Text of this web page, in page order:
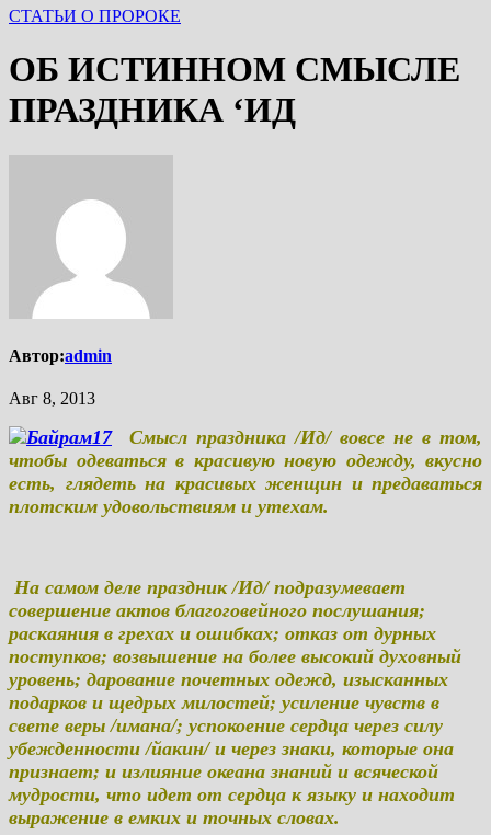
СТАТЬИ О ПРОРОКЕ
ОБ ИСТИННОМ СМЫСЛЕ
ПРАЗДНИКА ‘ИД
Автор:admin
Авг 8, 2013
Смысл праздника /Ид/ вовсе не в том,
чтобы одеваться в красивую новую одежду, вкусно
есть, глядеть на красивых женщин и предаваться
плотским удовольствиям и утехам.
На самом деле праздник /Ид/ подразумевает
совершение актов благоговейного послушания;
раскаяния в грехах и ошибках; отказ от дурных
поступков; возвышение на более высокий духовный
уровень; дарование почетных одежд, изысканных
подарков и щедрых милостей; усиление чувств в
свете веры /имана/; успокоение сердца через силу
убежденности /йакин/ и через знаки, которые она
признает; и излияние океана знаний и всяческой
мудрости, что идет от сердца к языку и находит
выражение в емких и точных словах.